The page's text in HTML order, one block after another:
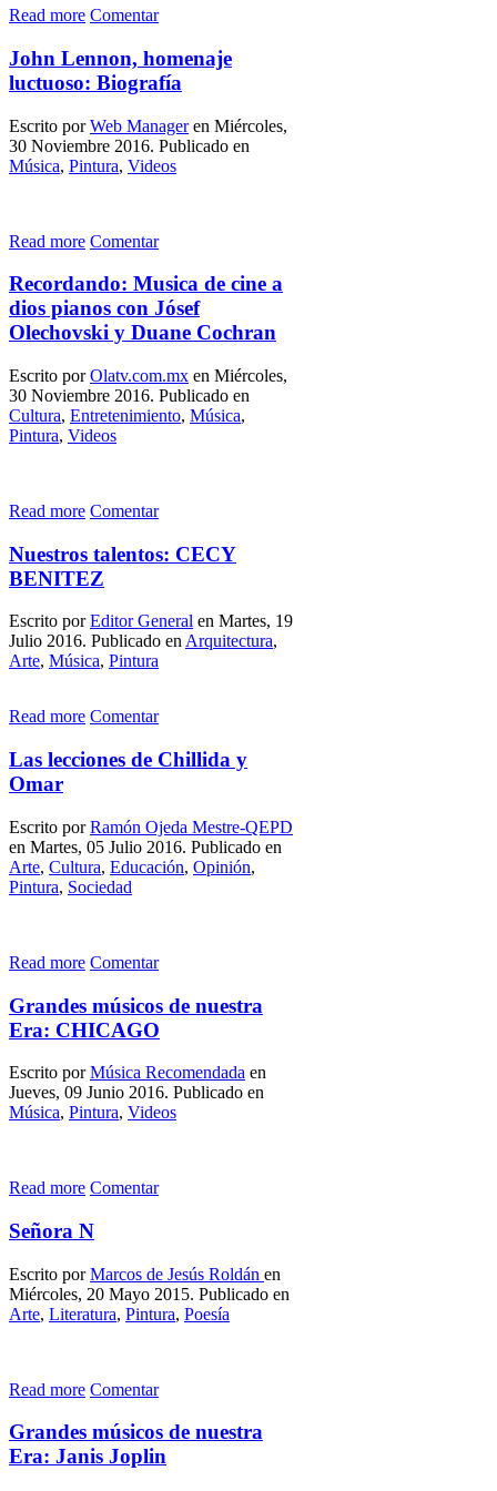
Read more Comentar
John Lennon, homenaje
luctuoso: Biografía
Escrito porWeb Manageren Miércoles,
30 Noviembre 2016. Publicado en
Música, Pintura, Videos
Read more Comentar
Recordando: Musica de cine a
dios pianos con Jósef
Olechovski y Duane Cochran
Escrito porOlatv.com.mx en Miércoles,
30 Noviembre 2016. Publicado en
Cultura, Entretenimiento, Música,
Pintura, Videos
Read more Comentar
Nuestros talentos: CECY
BENITEZ
Escrito porEditor General en Martes, 19
Julio 2016. Publicado enArquitectura,
Arte, Música, Pintura
Read more Comentar
Las lecciones de Chillida y
Omar
Escrito porRamón Ojeda Mestre-QEPD
en Martes, 05 Julio 2016. Publicado en
Arte, Cultura, Educación, Opinión,
Pintura, Sociedad
Read more Comentar
Grandes músicos de nuestra
Era: CHICAGO
Escrito porMúsica Recomendada en
Jueves, 09 Junio 2016. Publicado en
Música, Pintura, Videos
Read more Comentar
Señora N
Escrito porMarcos de Jesús Roldán en
Miércoles, 20 Mayo 2015. Publicado en
Arte, Literatura, Pintura, Poesía
Read more Comentar
Grandes músicos de nuestra
Era: Janis Joplin